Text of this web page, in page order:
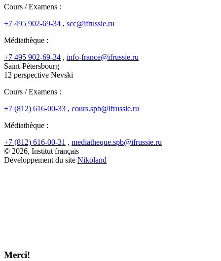
Cours / Examens :
+7 495 902-69-34 , scc@ifrussie.ru
Médiathèque :
+7 495 902-69-34 , info-france@ifrussie.ru
Saint-Pétersbourg
12 perspective Nevski
Cours / Examens :
+7 (812) 616-00-33 , cours.spb@ifrussie.ru
Médiathèque :
+7 (812) 616-00-31 , mediatheque.spb@ifrussie.ru
© 2026, Institut français
Développement du site Nikoland
Merci!